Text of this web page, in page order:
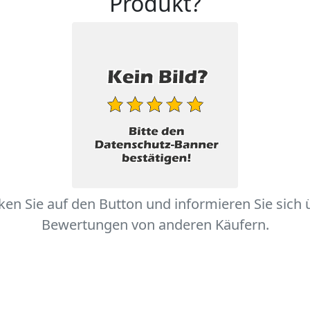
Sie auf den Button und informieren Sie sich
Bewertungen von anderen Käufern.